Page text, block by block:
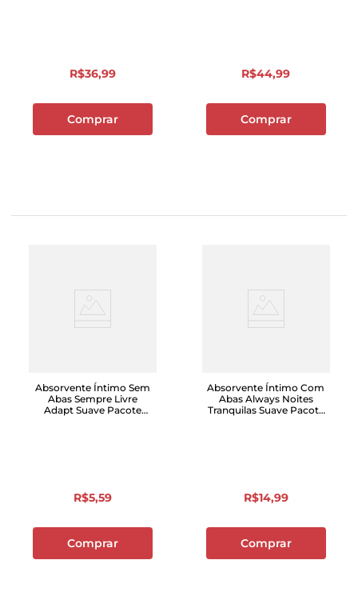
R$36,99
Comprar
R$44,99
Comprar
Absorvente Íntimo Sem
Abas Sempre Livre
Adapt Suave Pacote
R$5,59
Comprar
Absorvente Íntimo Com
Abas Always Noites
Tranquilas Suave Pacote
R$14,99
Comprar